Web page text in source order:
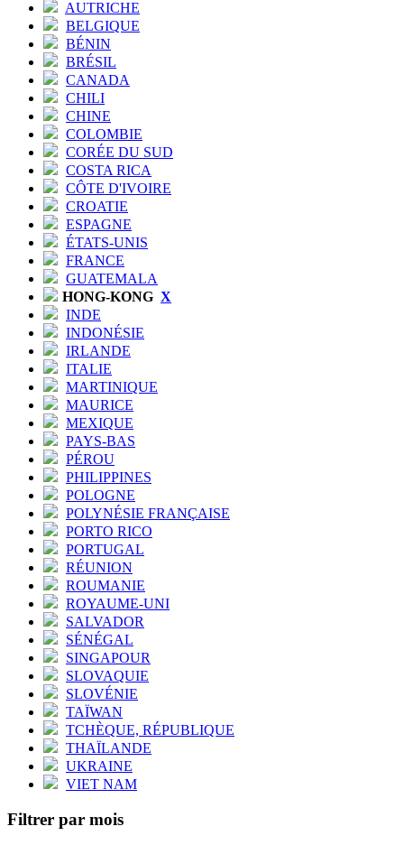
AUTRICHE
BELGIQUE
BÉNIN
BRÉSIL
CANADA
CHILI
CHINE
COLOMBIE
CORÉE DU SUD
COSTA RICA
CÔTE D'IVOIRE
CROATIE
ESPAGNE
ÉTATS-UNIS
FRANCE
GUATEMALA
HONG-KONG X
INDE
INDONÉSIE
IRLANDE
ITALIE
MARTINIQUE
MAURICE
MEXIQUE
PAYS-BAS
PÉROU
PHILIPPINES
POLOGNE
POLYNÉSIE FRANÇAISE
PORTO RICO
PORTUGAL
RÉUNION
ROUMANIE
ROYAUME-UNI
SALVADOR
SÉNÉGAL
SINGAPOUR
SLOVAQUIE
SLOVÉNIE
TAÏWAN
TCHÈQUE, RÉPUBLIQUE
THAÏLANDE
UKRAINE
VIET NAM
Filtrer par mois